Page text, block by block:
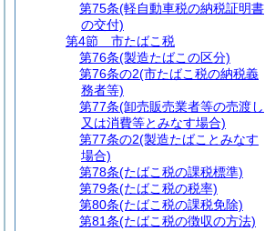
第75条(軽自動車税の納税証明書
の交付)
第4節
市たばこ税
第76条(製造たばこの区分)
第76条の2(市たばこ税の納税義
務者等)
第77条(卸売販売業者等の売渡し
又は消費等とみなす場合)
第77条の2(製造たばことみなす
場合)
第78条(たばこ税の課税標準)
第79条(たばこ税の税率)
第80条(たばこ税の課税免除)
第81条(たばこ税の徴収の方法)